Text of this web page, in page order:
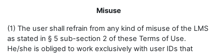
Misuse
(1) The user shall refrain from any kind of misuse of the LMS
as stated in § 5 sub-section 2 of these Terms of Use.
He/she is obliged to work exclusively with user IDs that